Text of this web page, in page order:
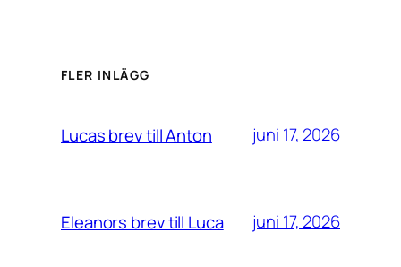
FLER INLÄGG
Lucas brev till Anton juni 17, 2026
Eleanors brev till Luca juni 17, 2026